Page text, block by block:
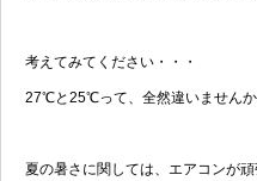
考えてみてください・・・
27℃と25℃って、全然違いませんか
夏の暑さに関しては、エアコンが